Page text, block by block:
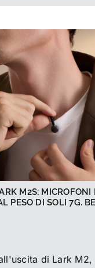
M2S: MICROFONI
PESO DI SOLI 7G.
di Lark M2,